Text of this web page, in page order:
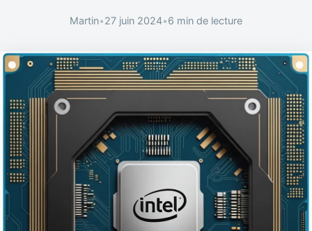
Martin•27 juin 2024•6 min de lecture